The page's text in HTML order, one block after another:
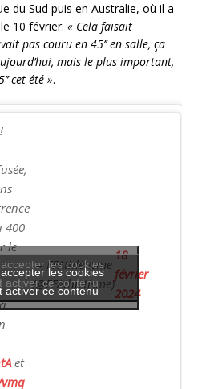
du Sud puis en Australie, où il a
10 février. « Cela faisait
pas couru en 45’’ en salle, ça
mais le plus important,
cet été ».
400
le
et
— FFAthlétisme
(@FFAthletisme)
18
février
2024
les cookies
activer ce contenu
les cookies
activer ce contenu